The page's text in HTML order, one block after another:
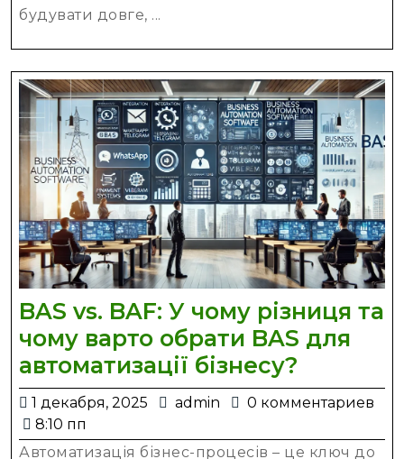
будувати довге, ...
BAS vs. BAF: У чому різниця та
чому варто обрати BAS для
автоматизації бізнесу?
vs.
BAF:
У
1 декабря, 2025
2025
admin admin
0 комментариев
8:10 пп
Автоматизація бізнес-процесів – це ключ до